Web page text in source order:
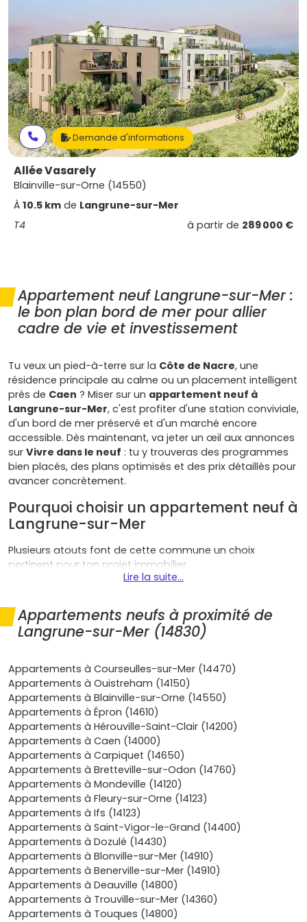
Demande d'informations
Allée Vasarely
Blainville-sur-Orne (14550)
À 10.5 km de Langrune-sur-Mer
T4
à partir de 289 000 €
Appartement neuf Langrune-sur-Mer :
le bon plan bord de mer pour allier
cadre de vie et investissement
Tu veux un pied-à-terre sur la Côte de Nacre, une
résidence principale au calme ou un placement intelligent
près de Caen ? Miser sur un appartement neuf à
Langrune-sur-Mer, c'est profiter d'une station conviviale,
d'un bord de mer préservé et d'un marché encore
accessible. Dès maintenant, va jeter un œil aux annonces
sur Vivre dans le neuf : tu y trouveras des programmes
bien placés, des plans optimisés et des prix détaillés pour
avancer concrètement.
Pourquoi choisir un appartement neuf à
Langrune-sur-Mer
Plusieurs atouts font de cette commune un choix
pertinent pour ton projet immobilier.
toute l'année dans une ambiance de vacances sans
renoncer aux services du quotidien.
30 min
selon le trafic. Parfait si tu travailles dans
l'agglomération caennaise et que tu veux respirer en
fin de journée.
Marché locatif mixte: demande à l'année (actifs,
retraités) et saisonnalitésur les périodes
touristiques. Pour uninvestissement locatif
vrai plus si tu calibres bien ton projet.
Confort du neuf: normesRE 2020, isolation
performante, faibles charges, stationnements
intégrés et plans vraiment pensés pour optimiser
l'espace.
Frais maîtrisés: frais de notaire réduits (environ 2
à 3 %)et pas de gros travaux à prévoir. Les primo-
accédants peuvent viser le PTZ (sous conditions)
Les types d'appartements neufs que tu
trouveras à Langrune-sur-Mer
Les programmes proposent différentes typologies
Lire la suite...
Appartements neufs à proximité de
Langrune-sur-Mer (14830)
Appartements à Courseulles-sur-Mer (14470)
Appartements à Ouistreham (14150)
Appartements à Blainville-sur-Orne (14550)
Appartements à Épron (14610)
Appartements à Hérouville-Saint-Clair (14200)
Appartements à Caen (14000)
Appartements à Carpiquet (14650)
Appartements à Bretteville-sur-Odon (14760)
Appartements à Mondeville (14120)
Appartements à Fleury-sur-Orne (14123)
Appartements à Ifs (14123)
Appartements à Saint-Vigor-le-Grand (14400)
Appartements à Dozulé (14430)
Appartements à Blonville-sur-Mer (14910)
Appartements à Benerville-sur-Mer (14910)
Appartements à Deauville (14800)
Appartements à Trouville-sur-Mer (14360)
Appartements à Touques (14800)